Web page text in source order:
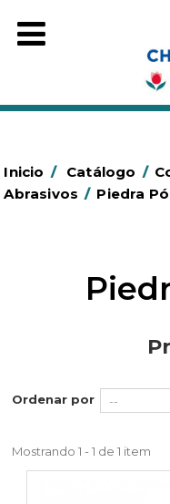
Inicio / Catálogo /
Abrasivos / Piedra
Ordenar por
Mostrando 1 - 1 de 1 item